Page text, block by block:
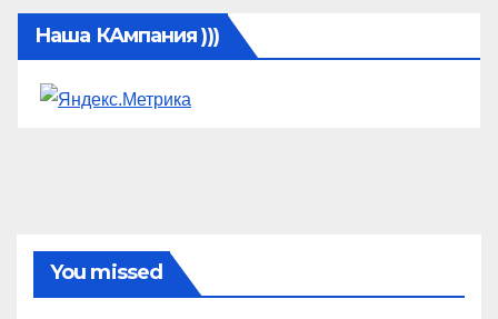
Наша КАмпания )))
You missed